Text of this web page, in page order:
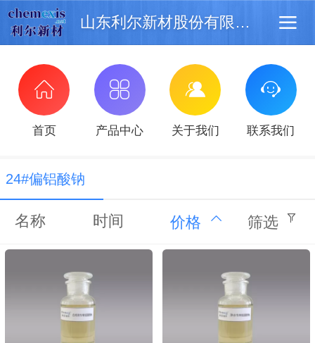
山东利尔新材股份有限公司
首页 产品中心 关于我们 联系我们
24#偏铝酸钠
名称 时间 价格 筛选